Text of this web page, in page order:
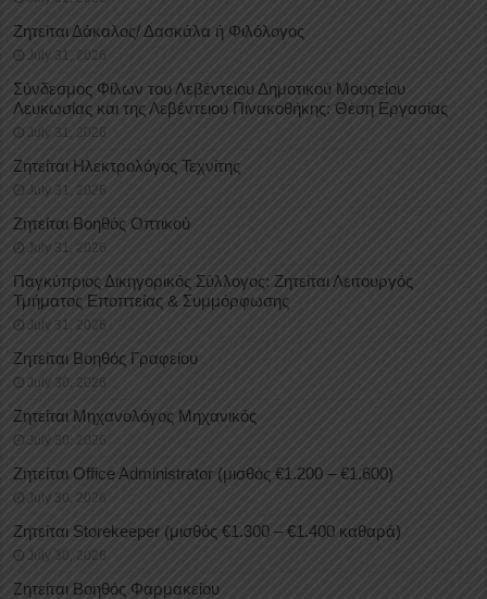
Ζητείται Δάκαλος/ Δασκάλα ή Φιλόλογος
July 31, 2026
Σύνδεσμος Φίλων του Λεβέντειου Δημοτικού Μουσείου
Λευκωσίας και της Λεβέντειου Πινακοθήκης: Θέση Εργασίας
July 31, 2026
Ζητείται Ηλεκτρολόγος Τεχνίτης
July 31, 2026
Ζητείται Βοηθός Οπτικού
July 31, 2026
Παγκύπριος Δικηγορικός Σύλλογος: Ζητείται Λειτουργός
Τμήματος Εποπτείας & Συμμόρφωσης
July 31, 2026
Ζητείται Βοηθός Γραφείου
July 30, 2026
Ζητείται Μηχανολόγος Μηχανικός
July 30, 2026
Ζητείται Office Administrator (μισθός €1.200 – €1.600)
July 30, 2026
Ζητείται Storekeeper (μισθός €1.300 – €1.400 καθαρά)
July 30, 2026
Ζητείται Βοηθός Φαρμακείου